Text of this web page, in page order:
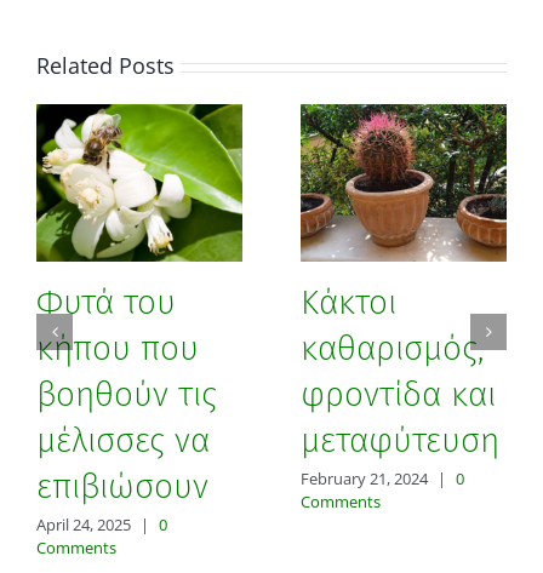
Related Posts
Φυτά του
κήπου που
βοηθούν τις
μέλισσες να
επιβιώσουν
April 24, 2025 |
0
Comments
Κάκτοι
καθαρισμός,
φροντίδα και
μεταφύτευση
February 21, 2024 |
0
Comments